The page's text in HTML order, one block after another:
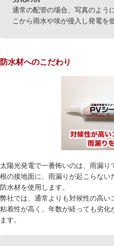
通常の配管の場合、写真のよう
こから雨水や埃が侵入し発電を
防水材へのこだわり
太陽光発電で一番怖いのは、雨漏
根の接地面に、雨漏りが起こらない
防水材を使用します。
弊社では、通常よりも対候性の高い
粘着性が高く、年数が経っても劣
ます。